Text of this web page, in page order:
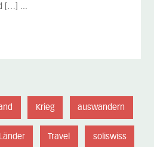
[…] ...
Krieg auswandern
Länder Travel soliswiss